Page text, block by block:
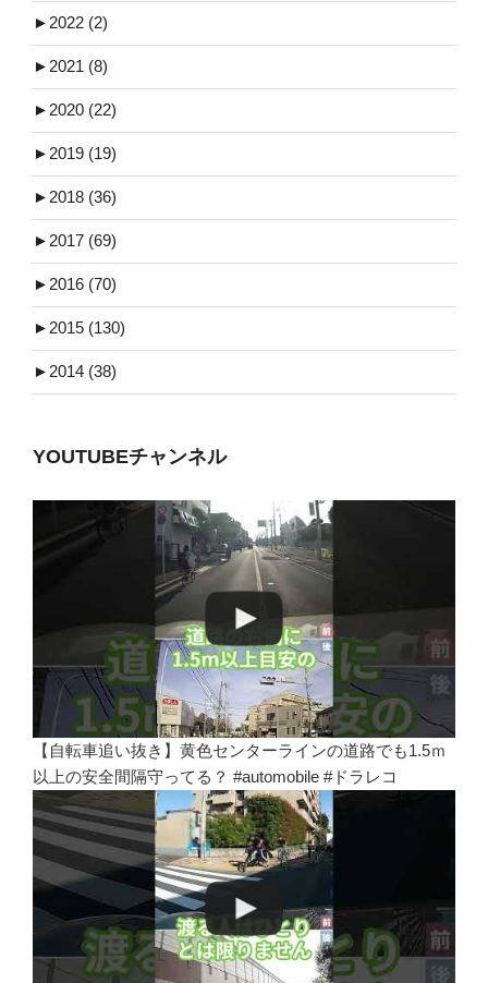
►2022 (2)
►2021 (8)
►2020 (22)
►2019 (19)
►2018 (36)
►2017 (69)
►2016 (70)
►2015 (130)
►2014 (38)
YOUTUBEチャンネル
【自転車追い抜き】黄色センターラインの道路でも1.5ｍ
以上の安全間隔守ってる？ #automobile #ドラレコ